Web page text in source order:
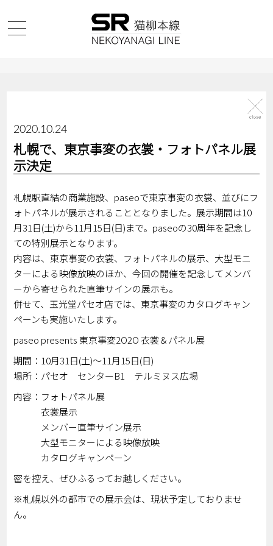
2020.10.24
札幌で、東京事変の衣裳・フォトパネル展
示決定
札幌駅直結の商業施設、paseoで東京事変の衣裳、並びにフ
ォトパネルが展示されることとなりました。展示期間は10
月31日(土)から11月15日(日)まで。paseoの30周年を記念し
ての特別展示となります。
内容は、東京事変の衣裳、フォトパネルの展示、大型モニ
ターによる映像放映のほか、今回の開催を記念してメンバ
ーから寄せられた直筆サインの展示も。
併せて、玉光堂パセオ店では、東京事変のカタログキャン
ペーンも実施いたします。
paseo presents 東京事変2O2O 衣裳＆パネル展
期間：10月31日(土)～11月15日(日)
場所：パセオ センターB1 テルミヌス広場
内容：フォトパネル展
衣裳展示
メンバー直筆サイン展示
大型モニターによる映像放映
カタログキャンペーン
密を控え、ぜひふるってお越しください。
※札幌以外の都市での展示会は、現状予定しておりませ
ん。